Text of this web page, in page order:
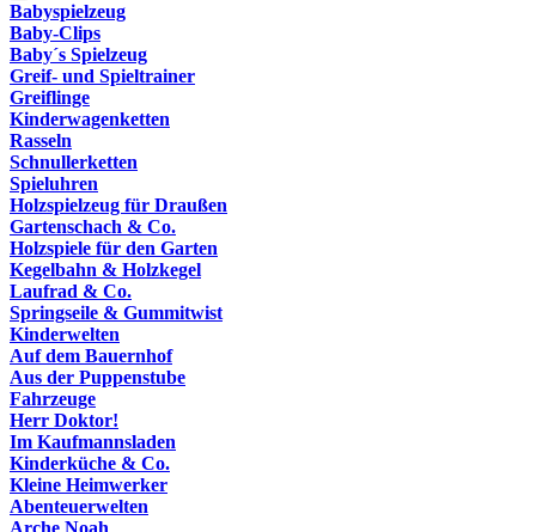
Babyspielzeug
Baby-Clips
Baby´s Spielzeug
Greif- und Spieltrainer
Greiflinge
Kinderwagenketten
Rasseln
Schnullerketten
Spieluhren
Holzspielzeug für Draußen
Gartenschach & Co.
Holzspiele für den Garten
Kegelbahn & Holzkegel
Laufrad & Co.
Springseile & Gummitwist
Kinderwelten
Auf dem Bauernhof
Aus der Puppenstube
Fahrzeuge
Herr Doktor!
Im Kaufmannsladen
Kinderküche & Co.
Kleine Heimwerker
Abenteuerwelten
Arche Noah